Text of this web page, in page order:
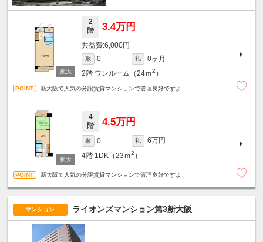
2
階
3.4万円
6,000円
敷 0 礼
0ヶ月
2階 ワンルーム（24ｍ2 ）
新大阪で人気の分譲賃貸マンションで管理良好ですよ
4
階
4.5万円
敷 0 礼
6万円
4階 1DK（23ｍ2 ）
新大阪で人気の分譲賃貸マンションで管理良好ですよ
マンション ライオンズマンション第3新大阪